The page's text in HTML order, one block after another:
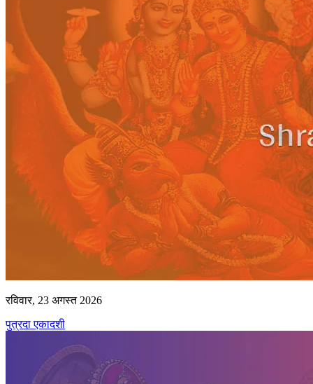
रविवार, 23 अगस्त 2026
पुत्रदा एकादशी